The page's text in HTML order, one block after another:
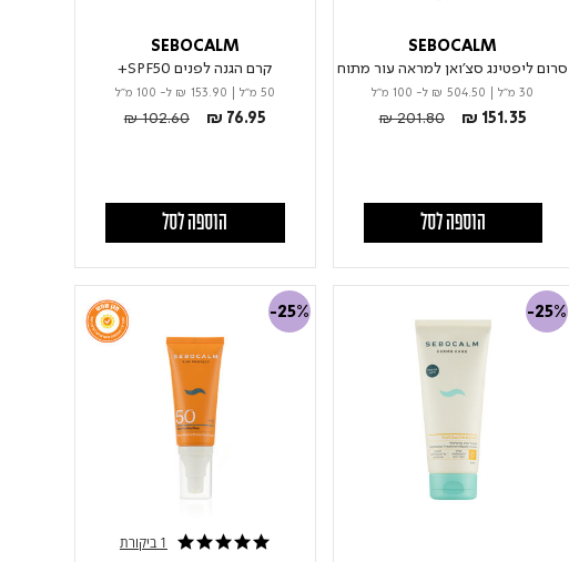
SEBOCALM
סרום ליפטינג סצ'ואן למראה עור מתוח
30 מ"ל ₪ 504.50 ל- 100 מ"ל
₪ 151.35
Price reduced from
₪ 201.80
to
הוספה לסל
SEBOCALM
קרם הגנה לפנים SPF50+
50 מ"ל ₪ 153.90 ל- 100 מ"ל
₪ 76.95
Price reduced from
₪ 102.60
to
הוספה לסל
-25%
5.0 star rating 1 ביקורת
-25%